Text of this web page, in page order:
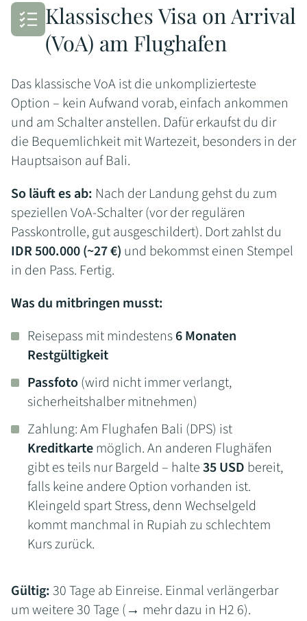
Klassisches Visa on Arrival
(VoA) am Flughafen
Das klassische VoA ist die unkomplizierteste
Option – kein Aufwand vorab, einfach ankommen
und am Schalter anstellen. Dafür erkaufst du dir
die Bequemlichkeit mit Wartezeit, besonders in der
Hauptsaison auf Bali.
So läuft es ab: Nach der Landung gehst du zum
speziellen VoA-Schalter (vor der regulären
Passkontrolle, gut ausgeschildert). Dort zahlst du
IDR 500.000 (~27 €) und bekommst einen Stempel
in den Pass. Fertig.
Was du mitbringen musst:
Reisepass mit mindestens6 Monaten
Restgültigkeit
Passfoto(wird nicht immer verlangt,
sicherheitshalber mitnehmen)
Zahlung: Am Flughafen Bali (DPS) ist
Kreditkartemöglich. An anderen Flughäfen
gibt es teils nur Bargeld – halte35 USD bereit,
falls keine andere Option vorhanden ist.
Kleingeld spart Stress, denn Wechselgeld
kommt manchmal in Rupiah zu schlechtem
Kurs zurück.
Gültig:30 Tage ab Einreise. Einmal verlängerbar
um weitere 30 Tage (→ mehr dazu in H2 6).